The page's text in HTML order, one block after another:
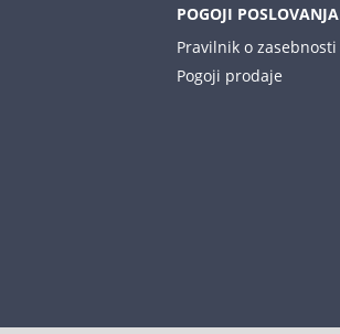
POGOJI POSLOVANJA
Pravilnik o zasebnosti
Pogoji prodaje